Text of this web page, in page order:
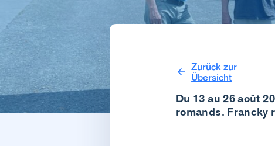
Zurück zur
Übersicht
Du 13 au 26 août
romands. Francky